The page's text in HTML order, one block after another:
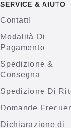
SERVICE & AIUTO
Contatti
Modalità Di
Pagamento
Spedizione &
Consegna
Spedizione Di
Domande
Dichiarazione di